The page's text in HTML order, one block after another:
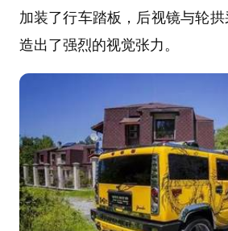
加装了行车踏板，后视镜与轮
造出了强烈的视觉张力。